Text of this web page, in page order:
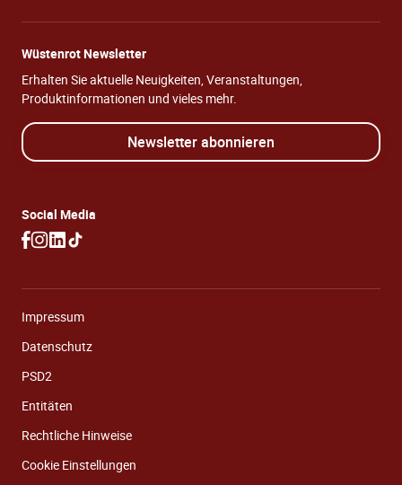
Wüstenrot Newsletter
Erhalten Sie aktuelle Neuigkeiten, Veranstaltungen,
Produktinformationen und vieles mehr.
Newsletter abonnieren
Social Media
Impressum
Datenschutz
PSD2
Entitäten
Rechtliche Hinweise
Cookie Einstellungen